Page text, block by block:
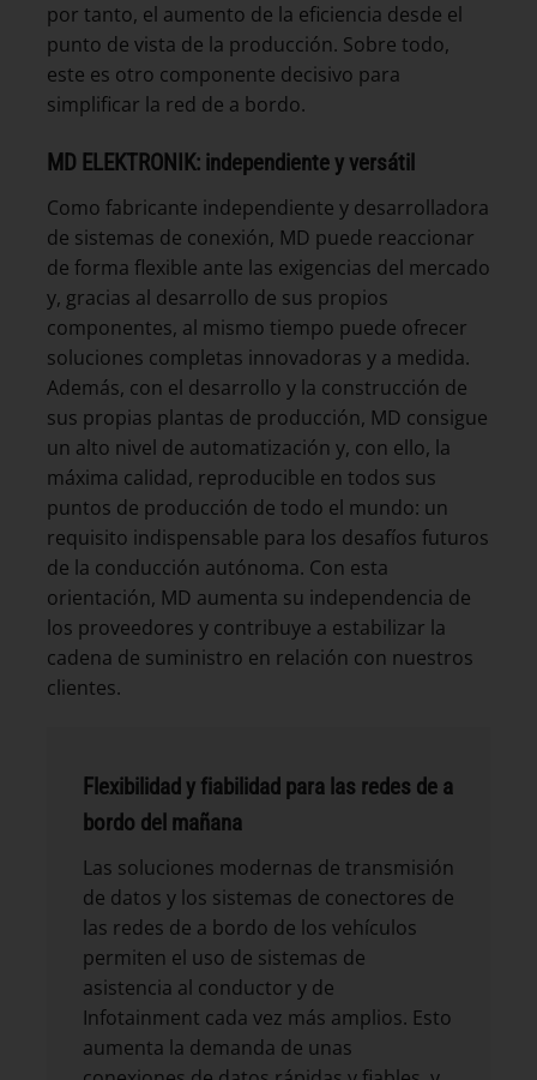
por tanto, el aumento de la eficiencia desde el
punto de vista de la producción. Sobre todo,
este es otro componente decisivo para
simplificar la red de a bordo.
MD ELEKTRONIK: independiente y versátil
Como fabricante independiente y desarrolladora
de sistemas de conexión, MD puede reaccionar
de forma flexible ante las exigencias del mercado
y, gracias al desarrollo de sus propios
componentes, al mismo tiempo puede ofrecer
soluciones completas innovadoras y a medida.
Además, con el desarrollo y la construcción de
sus propias plantas de producción, MD consigue
un alto nivel de automatización y, con ello, la
máxima calidad, reproducible en todos sus
puntos de producción de todo el mundo: un
requisito indispensable para los desafíos futuros
de la conducción autónoma. Con esta
orientación, MD aumenta su independencia de
los proveedores y contribuye a estabilizar la
cadena de suministro en relación con nuestros
clientes.
Flexibilidad y fiabilidad para las redes de a
bordo del mañana
Las soluciones modernas de transmisión
de datos y los sistemas de conectores de
las redes de a bordo de los vehículos
permiten el uso de sistemas de
asistencia al conductor y de
Infotainment cada vez más amplios. Esto
aumenta la demanda de unas